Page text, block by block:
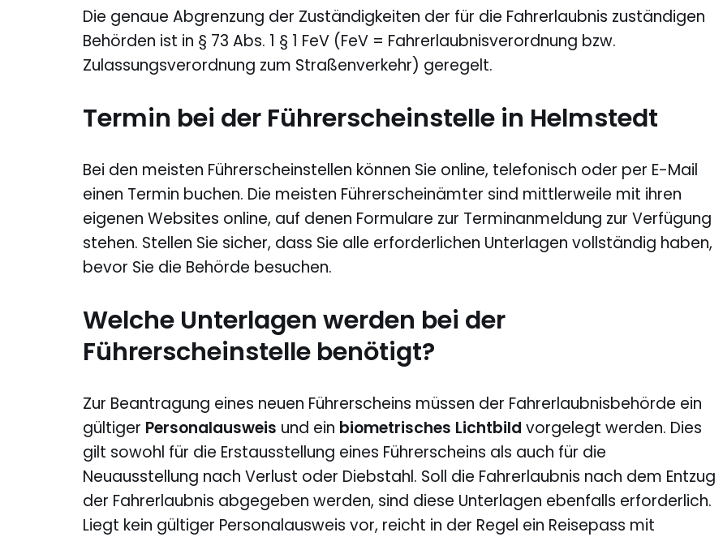
Die genaue Abgrenzung der Zuständigkeiten der für die Fahrerlaubnis zuständigen
Behörden ist in § 73 Abs. 1 § 1 FeV (FeV = Fahrerlaubnisverordnung bzw.
Zulassungsverordnung zum Straßenverkehr) geregelt.
Termin bei der Führerscheinstelle in Helmstedt
Bei den meisten Führerscheinstellen können Sie online, telefonisch oder per E-Mail
einen Termin buchen. Die meisten Führerscheinämter sind mittlerweile mit ihren
eigenen Websites online, auf denen Formulare zur Terminanmeldung zur Verfügung
stehen. Stellen Sie sicher, dass Sie alle erforderlichen Unterlagen vollständig haben,
bevor Sie die Behörde besuchen.
Welche Unterlagen werden bei der
Führerscheinstelle benötigt?
Zur Beantragung eines neuen Führerscheins müssen der Fahrerlaubnisbehörde ein
gültiger Personalausweis und ein biometrisches Lichtbild vorgelegt werden. Dies
gilt sowohl für die Erstausstellung eines Führerscheins als auch für die
Neuausstellung nach Verlust oder Diebstahl. Soll die Fahrerlaubnis nach dem Entzug
der Fahrerlaubnis abgegeben werden, sind diese Unterlagen ebenfalls erforderlich.
Liegt kein gültiger Personalausweis vor, reicht in der Regel ein Reisepass mit